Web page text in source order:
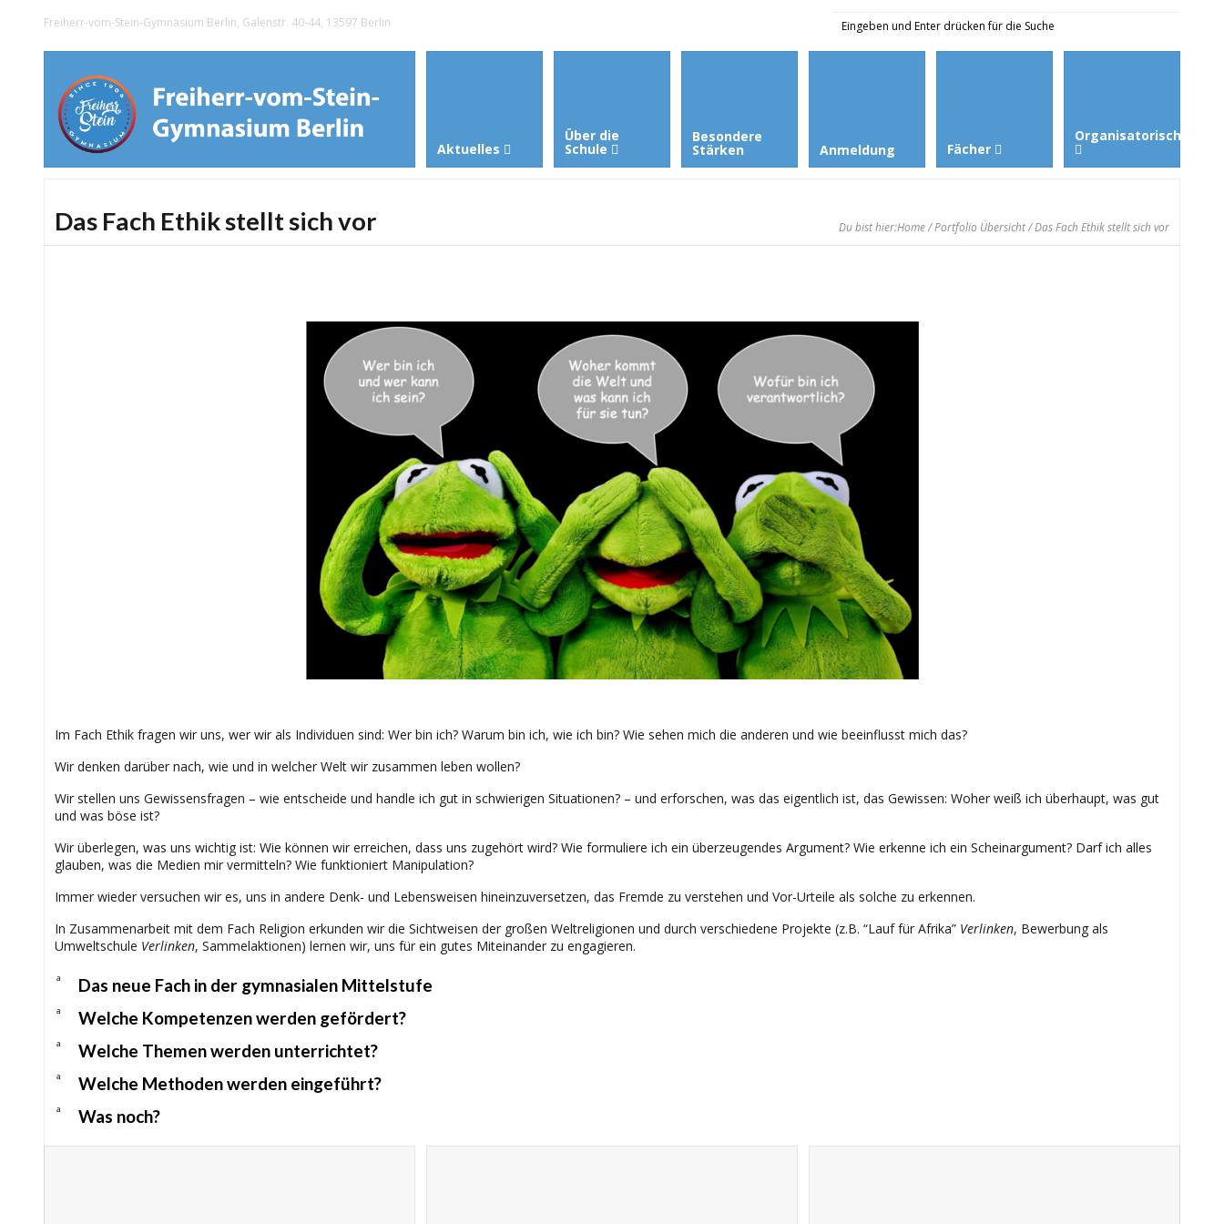
Freiherr-vom-Stein-Gymnasium Berlin, Galenstr. 40-44, 13597 Berlin
Aktuelles
Über die
Schule
Besondere
Stärken Anmeldung Fächer
Organisatorisches
Das Fach Ethik stellt sich vor Du bist hier:Home/Portfolio Übersicht/ Das Fach Ethik stellt sich vor
Im Fach Ethik fragen wir uns, wer wir als Individuen sind: Wer bin ich? Warum bin ich, wie ich bin? Wie sehen mich die anderen und wie beeinflusst mich das?
Wir denken darüber nach, wie und in welcher Welt wir zusammen leben wollen?
Wir stellen uns Gewissensfragen – wie entscheide und handle ich gut in schwierigen Situationen? – und erforschen, was das eigentlich ist, das Gewissen: Woher weiß ich überhaupt, was gut
und was böse ist?
Wir überlegen, was uns wichtig ist: Wie können wir erreichen, dass uns zugehört wird? Wie formuliere ich ein überzeugendes Argument? Wie erkenne ich ein Scheinargument? Darf ich alles
glauben, was die Medien mir vermitteln? Wie funktioniert Manipulation?
Immer wieder versuchen wir es, uns in andere Denk- und Lebensweisen hineinzuversetzen, das Fremde zu verstehen und Vor-Urteile als solche zu erkennen.
In Zusammenarbeit mit dem Fach Religion erkunden wir die Sichtweisen der großen Weltreligionen und durch verschiedene Projekte (z.B. “Lauf für Afrika” Verlinken, Bewerbung als
Umweltschule Verlinken, Sammelaktionen) lernen wir, uns für ein gutes Miteinander zu engagieren.
a Das neue Fach in der gymnasialen Mittelstufe
a Welche Kompetenzen werden gefördert?
a Welche Themen werden unterrichtet?
a Welche Methoden werden eingeführt?
a Was noch?